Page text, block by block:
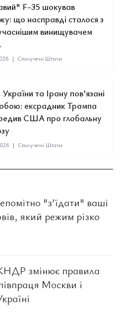
F-35 шокував
що насправді сталося з
винищувачем
| Сполучені Штати
України та Ірану пов’язані
ексрадник Трампа
США про глобальну
| Сполучені Штати
"з’їдати" ваші
який режим різко
змінює правила
Москви і